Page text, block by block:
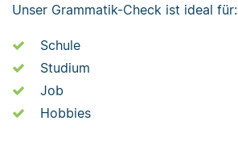
Unser Grammatik-Check ist ideal für:
Schule
Studium
Job
Hobbies